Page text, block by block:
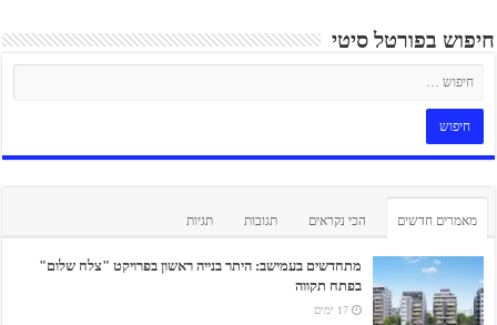
חיפוש בפורטל סיטי
מאמרים חדשים הכי נקראים תגובות תגיות
מתחדשים בעמישב: היתר בנייה ראשון בפרויקט "צלח שלום"
בפתח תקווה
17 ימים